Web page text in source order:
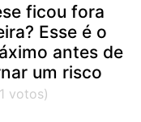
ficou fora
Esse é o
antes de
um risco